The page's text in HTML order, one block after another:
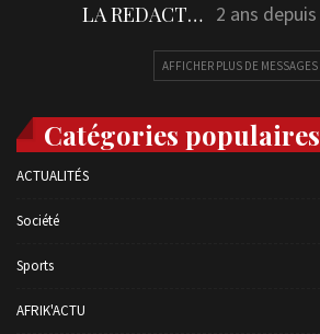
LA REDACTION 2 ans depuis
AFFICHER PLUS DE MESSAGES
Catégories populaires
ACTUALITÉS
Société
Sports
AFRIK'ACTU